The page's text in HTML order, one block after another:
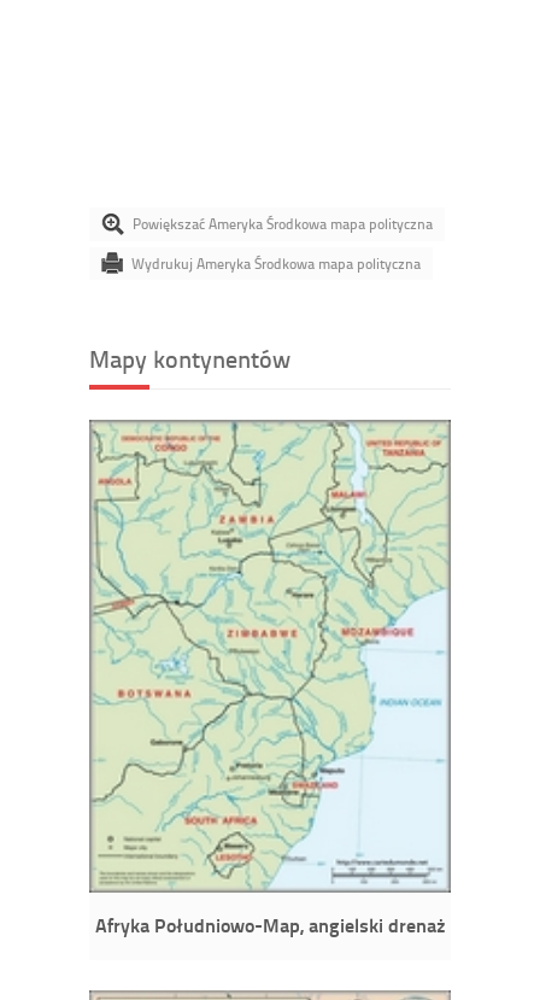
Powiększać Ameryka Środkowa mapa polityczna
Wydrukuj Ameryka Środkowa mapa polityczna
Mapy kontynentów
Afryka Południowo-Map, angielski drenaż